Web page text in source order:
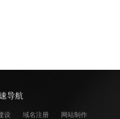
导航
设 域名注册
网站制作